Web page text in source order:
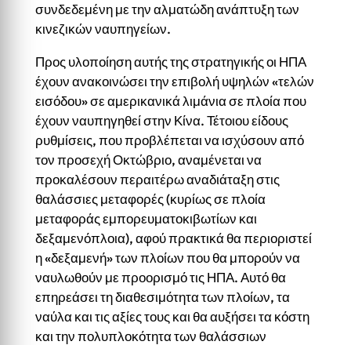
συνδεδεμένη με την αλματώδη ανάπτυξη των
κινεζικών ναυπηγείων.
Προς υλοποίηση αυτής της στρατηγικής οι ΗΠΑ
έχουν ανακοινώσει την επιβολή υψηλών «τελών
εισόδου» σε αμερικανικά λιμάνια σε πλοία που
έχουν ναυπηγηθεί στην Κίνα. Τέτοιου είδους
ρυθμίσεις, που προβλέπεται να ισχύσουν από
τον προσεχή Οκτώβριο, αναμένεται να
προκαλέσουν περαιτέρω αναδιάταξη στις
θαλάσσιες μεταφορές (κυρίως σε πλοία
μεταφοράς εμπορευματοκιβωτίων και
δεξαμενόπλοια), αφού πρακτικά θα περιοριστεί
η «δεξαμενή» των πλοίων που θα μπορούν να
ναυλωθούν με προορισμό τις ΗΠΑ. Αυτό θα
επηρεάσει τη διαθεσιμότητα των πλοίων, τα
ναύλα και τις αξίες τους και θα αυξήσει τα κόστη
και την πολυπλοκότητα των θαλάσσιων